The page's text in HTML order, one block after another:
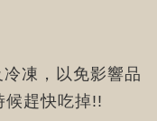
凍，以免影響品
候趕快吃掉!!